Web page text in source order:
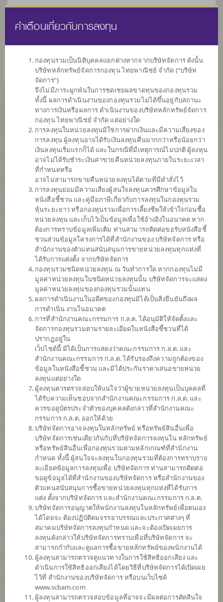
หน้าแรก รายการกองทุน ข้อมูลกองทุน
ค้นหากองทุนดีๆ กับ scbam
กองทุนเปิดไทยพาณิชย์หุ้นจีน THB เฮ็ดจ์
(ชนิดช่องทางอิเล็กทรอนิกส์)
SCBCEHE
ความเสี่ยงสูง
6
ตั้งแต่ต้นปี
มูลค่าหน่วยลงทุน
8.9995
0.0451
ข้อมูล ณ วันที่ 7 ส.ค. 2569
*ตามสกุลเงินของกองทุน
คำเตือนเกี่ยวกับการลงทุน
กองทุนรวมเป็นนิติบุคคลแยกต่างหากจากบริษัทจัดการ ดังนั้น
บริษัทหลักทรัพย์จัดการกองทุน ไทยพาณิชย์ จำกัด (“บริษัท
จัดการ”)
จึงไม่มีภาระผูกพันในการชดเชยผลขาดทุนของกองทุนรวม
ทั้งนี้ ผลการดำเนินงานของกองทุนรวมไม่ได้ขึ้นอยู่กับสถานะ
ทางการเงินหรือผลการ ดำเนินงานของบริษัทหลักทรัพย์จัดการ
กองทุน ไทยพาณิชย์ จำกัด แต่อย่างใด
การลงทุนในหน่วยลงทุนมิใช่การฝากเงินและมีความเสี่ยงของ
การลงทุน ผู้ลงทุนอาจได้รับเงินลงทุนคืนมากกว่าหรือน้อยกว่า
เงินลงทุนเริ่มแรกก็ได้ และในกรณีที่มีเหตุการณ์ไม่ปกติ ผู้ลงทุน
อาจไม่ได้รับชำระเงินค่าขายคืนหน่วยลงทุนภายในระยะเวลา
ที่กำหนดหรือ
อาจไม่สามารถขายคืนหน่วยลงทุนได้ตามที่มีคำสั่งไว้
การลงทุนย่อมมีความเสี่ยงผู้สนใจลงทุนควรศึกษาข้อมูลใน
หนังสือชี้ชวน และคู่มือภาษีเกี่ยวกับการลงทุนในกองทุนรวม
หุ้นระยะยาว หรือกองทุนรวมเพื่อการเลี้ยงชีพให้เข้าใจก่อนซื้อ
หน่วยลงทุน และเก็บไว้เป็นข้อมูลเพื่อใช้อ้างอิงในอนาคต หาก
ต้องการทราบข้อมูลเพิ่มเติม ท่านสามารถติดต่อขอรับหนังสือชี้
ชวนส่วนข้อมูลโครงการได้ที่สำนักงานของ บริษัทจัดการ หรือ
สำนักงานของตัวแทนสนับสนุนการขายหน่วยลงทุนทุกแห่งที่
ได้รับการแต่งตั้ง จากบริษัทจัดการ
กองทุนรวมชนิดหน่วยลงทุน ณ วันทำการใด หากกองทุนไม่มี
มูลค่าหน่วยลงทุนในชนิดหน่วยลงทุนนั้น บริษัทจัดการจะแสดง
มูลค่าหน่วยลงทุนของกองทุนรวมนั้นแทน
ผลการดำเนินงานในอดีตของกองทุนมิได้เป็นสิ่งยืนยันถึงผล
การดำเนิน งานในอนาคต
การที่สำนักงานคณะกรรมการ ก.ล.ต. ได้อนุมัติให้จัดตั้งและ
จัดการกองทุนรวมตามรายละเอียดในหนังสือชี้ชวนที่ได้
ปรากฏอยู่ใน
เว็บไซด์นี้ มิได้เป็นการแสดงว่าคณะกรรมการ ก.ล.ต. และ
สำนักงานคณะกรรมการ ก.ล.ต. ได้รับรองถึงความถูกต้องของ
ข้อมูลในหนังสือชี้ชวน และมิได้ประกันราคาเสนอขายหน่วย
ลงทุนแต่อย่างใด
ผู้ลงทุนควรตรวจสอบให้แน่ใจว่าผู้ขายหน่วยลงทุนเป็นบุคคลที่
ได้รับความเห็นชอบจากสำนักงานคณะกรรมการ ก.ล.ต. และ
ควรขอดูบัตรประจำตัวของบุคคลดังกล่าวที่สำนักงานคณะ
กรรมการ ก.ล.ต. ออกให้ด้วย
บริษัทจัดการอาจลงทุนในหลักทรัพย์ หรือทรัพย์สินอื่นเพื่อ
บริษัทจัดการเช่นเดียวกันกับที่บริษัทจัดการลงทุนใน หลักทรัพย์
หรือทรัพย์สินอื่นเพื่อกองทุนรวมตามหลักเกณฑ์ที่สำนักงาน
กำหนด ทั้งนี้ ผู้สนใจจะลงทุนในกองทุนรวมที่ต้องการทราบราย
ละเอียดข้อมูลการลงทุนเพื่อ บริษัทจัดการ ท่านสามารถติดต่อ
ขอดูข้อมูลได้ที่สำนักงานของบริษัทจัดการ หรือสำนักงานของ
ตัวแทนสนับสนุนการซื้อขายหน่วยลงทุนทุกแห่งที่ได้รับการ
แต่ง ตั้งจากบริษัทจัดการ และสำนักงานคณะกรรมการ ก.ล.ต.
บริษัทจัดการอนุญาตให้พนักงานลงทุนในหลักทรัพย์เพื่อตนเอง
ได้โดยจะ ต้องปฏิบัติตมจรรยาบรรณและประกาศต่างๆ ที่
สมาคมบริษัทจัดการลงทุนกำหนด และจะต้องเปิดเผยการ
ลงทุนดังกล่าวให้บริษัทจัดการทราบเพื่อที่บริษัทจัดการ จะ
สามารถกำกับและดูแลการซื้อขายหลักทรัพย์ของพนักงานได้
ผู้ลงทุนสามารถตรวจดูแนวทางในการใช้สิทธิออกเสียง และ
ดำเนินการใช้สิทธิออกเสียงได้โดยวิธีที่บริษัทจัดการได้เปิดเผย
ไว้ที่ สำนักงานของบริษัทจัดการ หรือบนเว็บไซด์
www.scbam.com
ผู้ลงทุนสามารถตรวจสอบข้อมูลที่อาจจะมีผลต่อการตัดสินใจ